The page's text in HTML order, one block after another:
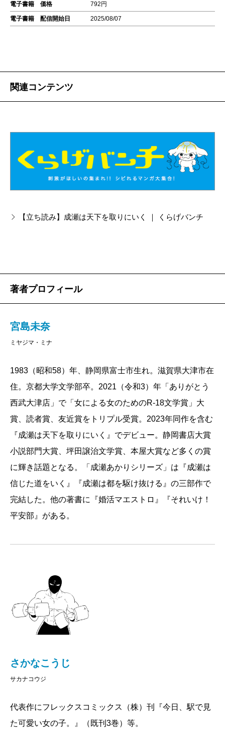
電子書籍 価格 792円
電子書籍 配信開始日 2025/08/07
関連コンテンツ
【立ち読み】成瀬は天下を取りにいく ｜ くらげバンチ
著者プロフィール
宮島未奈
ミヤジマ・ミナ
1983（昭和58）年、静岡県富士市生れ。滋賀県大津市在
住。京都大学文学部卒。2021（令和3）年「ありがとう
西武大津店」で「女による女のためのR-18文学賞」大
賞、読者賞、友近賞をトリプル受賞。2023年同作を含む
『成瀬は天下を取りにいく』でデビュー。静岡書店大賞
小説部門大賞、坪田譲治文学賞、本屋大賞など多くの賞
に輝き話題となる。「成瀬あかりシリーズ」は『成瀬は
信じた道をいく』『成瀬は都を駆け抜ける』の三部作で
完結した。他の著書に『婚活マエストロ』『それいけ！
平安部』がある。
さかなこうじ
サカナコウジ
代表作にフレックスコミックス（株）刊『今日、駅で見
た可愛い女の子。』（既刊3巻）等。